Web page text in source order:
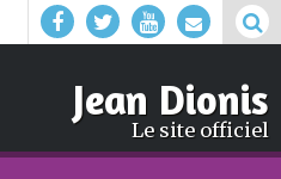
Jean Dionis
Le site officiel